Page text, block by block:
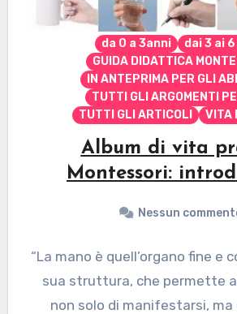
da 0 a 3anni
dai 3 ai
GUIDA DIDATTICA
IN ANTEPRIMA PER GLI
TUTTI GLI ARGOMENTI
TUTTI GLI ARTICOLI
VITA
Album di vita
Montessori:
Nessun
“La mano è quell’organo fine e
sua struttura, che permette
non solo di manifestarsi, ma